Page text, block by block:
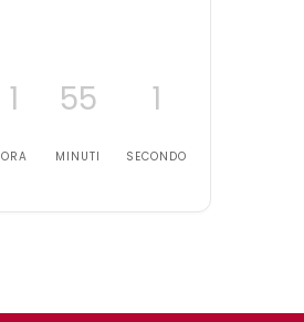
1
ORA
55
MINUTI
1
SECONDO